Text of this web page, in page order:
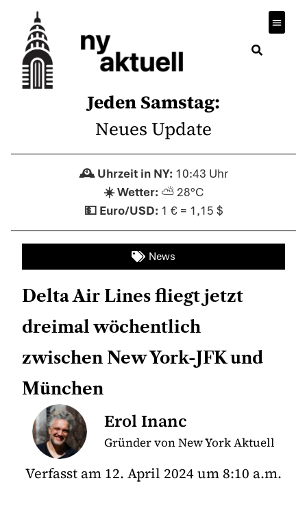
Jeden Samstag:
Neues Update
10:43 Uhr
⛅ 28°C
1 € = 1,15 $
News
Delta Air Lines fliegt jetzt
dreimal wöchentlich
zwischen New York-JFK und
München
Erol Inanc
Gründer von New York Aktuell
Verfasst am 12. April 2024um 8:10 a.m.